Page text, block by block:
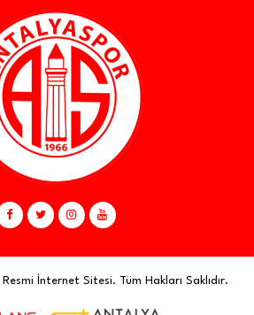
İnternet Sitesi. Tüm Hakları Saklıdır.